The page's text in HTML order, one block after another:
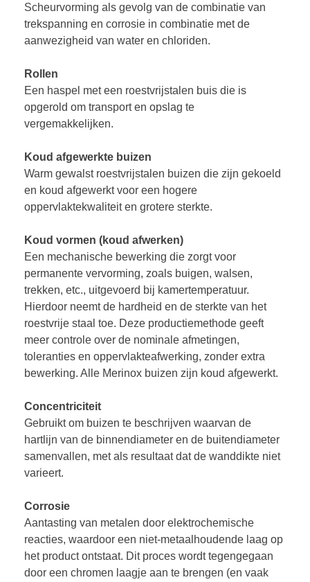
Scheurvorming als gevolg van de combinatie van
trekspanning en corrosie in combinatie met de
aanwezigheid van water en chloriden.
Rollen
Een haspel met een roestvrijstalen buis die is
opgerold om transport en opslag te
vergemakkelijken.
Koud afgewerkte buizen
Warm gewalst roestvrijstalen buizen die zijn gekoeld
en koud afgewerkt voor een hogere
oppervlaktekwaliteit en grotere sterkte.
Koud vormen (koud afwerken)
Een mechanische bewerking die zorgt voor
permanente vervorming, zoals buigen, walsen,
trekken, etc., uitgevoerd bij kamertemperatuur.
Hierdoor neemt de hardheid en de sterkte van het
roestvrije staal toe. Deze productiemethode geeft
meer controle over de nominale afmetingen,
toleranties en oppervlakteafwerking, zonder extra
bewerking. Alle Merinox buizen zijn koud afgewerkt.
Concentriciteit
Gebruikt om buizen te beschrijven waarvan de
hartlijn van de binnendiameter en de buitendiameter
samenvallen, met als resultaat dat de wanddikte niet
varieert.
Corrosie
Aantasting van metalen door elektrochemische
reacties, waardoor een niet-metaalhoudende laag op
het product ontstaat. Dit proces wordt tegengegaan
door een chromen laagje aan te brengen (en vaak